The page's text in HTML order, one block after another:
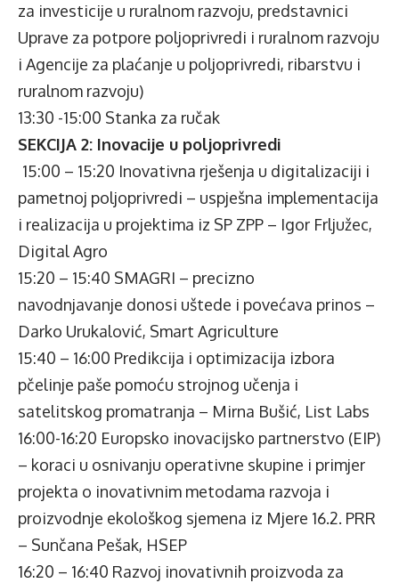
za investicije u ruralnom razvoju, predstavnici
Uprave za potpore poljoprivredi i ruralnom razvoju
i Agencije za plaćanje u poljoprivredi, ribarstvu i
ruralnom razvoju)
13:30 -15:00 Stanka za ručak
SEKCIJA 2: Inovacije u poljoprivredi
15:00 – 15:20 Inovativna rješenja u digitalizaciji i
pametnoj poljoprivredi – uspješna implementacija
i realizacija u projektima iz SP ZPP – Igor Frljužec,
Digital Agro
15:20 – 15:40 SMAGRI – precizno
navodnjavanje donosi uštede i povećava prinos –
Darko Urukalović, Smart Agriculture
15:40 – 16:00 Predikcija i optimizacija izbora
pčelinje paše pomoću strojnog učenja i
satelitskog promatranja – Mirna Bušić, List Labs
16:00-16:20 Europsko inovacijsko partnerstvo (EIP)
– koraci u osnivanju operativne skupine i primjer
projekta o inovativnim metodama razvoja i
proizvodnje ekološkog sjemena iz Mjere 16.2. PRR
– Sunčana Pešak, HSEP
16:20 – 16:40 Razvoj inovativnih proizvoda za